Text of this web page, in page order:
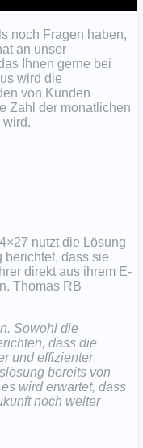
noch Fragen haben,
an unser
Ihnen gerne bei
wird die
von Kunden
Zahl der monatlichen
wird.
nutzt die Lösung
berichtet, dass sie
direkt aus ihrem E-
Thomas RB
Sowohl die
dass die
und effizienter
bereits von
wird erwartet, dass
noch weiter